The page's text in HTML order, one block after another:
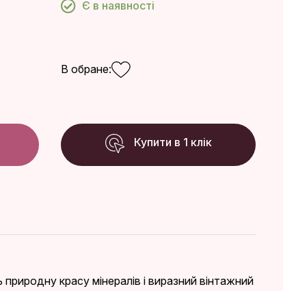
Є в наявності
В обране:
Купити в 1 клік
красу мінералів і виразний вінтажний